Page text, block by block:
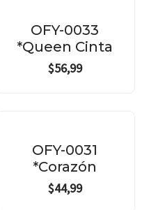
OFY-0033
*Queen Cinta
$56,99
OFY-0031
*Corazón
$44,99